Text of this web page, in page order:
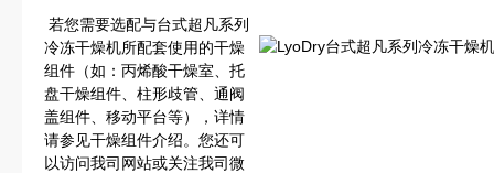
若您需要选配与台式超凡系列
冷冻干燥机所配套使用的干燥
组件（如：丙烯酸干燥室、托
盘干燥组件、柱形歧管、通阀
盖组件、移动平台等），详情
请参见干燥组件介绍。您还可
以访问我司网站或关注我司微